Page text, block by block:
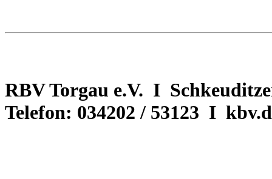
RBV Torgau e.V. I
Telefon: 034202 / 53123 I